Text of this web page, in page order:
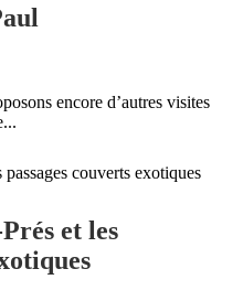
encore d’autres visites
et les